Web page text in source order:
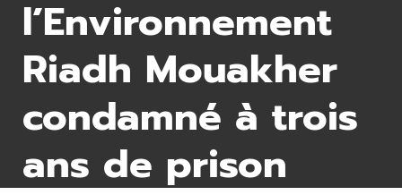
l’Environnement
Riadh Mouakher
condamné à trois
ans de prison